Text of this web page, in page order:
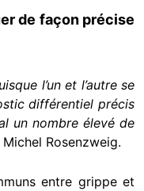
de façon précise
l’un et l’autre se
différentiel précis
un nombre élevé de
Rosenzweig.
entre grippe et